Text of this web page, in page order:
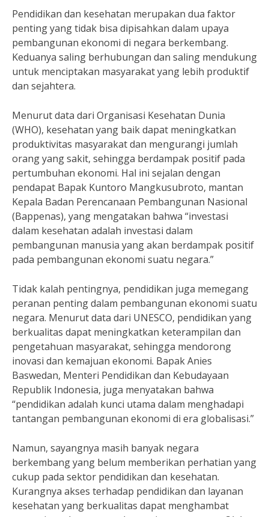
Pendidikan dan kesehatan merupakan dua faktor
penting yang tidak bisa dipisahkan dalam upaya
pembangunan ekonomi di negara berkembang.
Keduanya saling berhubungan dan saling mendukung
untuk menciptakan masyarakat yang lebih produktif
dan sejahtera.
Menurut data dari Organisasi Kesehatan Dunia
(WHO), kesehatan yang baik dapat meningkatkan
produktivitas masyarakat dan mengurangi jumlah
orang yang sakit, sehingga berdampak positif pada
pertumbuhan ekonomi. Hal ini sejalan dengan
pendapat Bapak Kuntoro Mangkusubroto, mantan
Kepala Badan Perencanaan Pembangunan Nasional
(Bappenas), yang mengatakan bahwa “investasi
dalam kesehatan adalah investasi dalam
pembangunan manusia yang akan berdampak positif
pada pembangunan ekonomi suatu negara.”
Tidak kalah pentingnya, pendidikan juga memegang
peranan penting dalam pembangunan ekonomi suatu
negara. Menurut data dari UNESCO, pendidikan yang
berkualitas dapat meningkatkan keterampilan dan
pengetahuan masyarakat, sehingga mendorong
inovasi dan kemajuan ekonomi. Bapak Anies
Baswedan, Menteri Pendidikan dan Kebudayaan
Republik Indonesia, juga menyatakan bahwa
“pendidikan adalah kunci utama dalam menghadapi
tantangan pembangunan ekonomi di era globalisasi.”
Namun, sayangnya masih banyak negara
berkembang yang belum memberikan perhatian yang
cukup pada sektor pendidikan dan kesehatan.
Kurangnya akses terhadap pendidikan dan layanan
kesehatan yang berkualitas dapat menghambat